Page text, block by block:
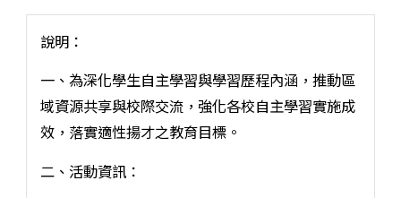
說明：
一、為深化學生自主學習與學習歷程內涵，推動區
域資源共享與校際交流，強化各校自主學習實施成
效，落實適性揚才之教育目標。
二、活動資訊：